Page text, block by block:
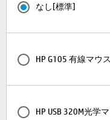
なし[標準]
HP G105 有線マウ
HP USB 320M光学